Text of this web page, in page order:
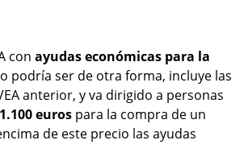
con ayudas económicas para la
podría ser de otra forma, incluye las
anterior, y va dirigido a personas
euros para la compra de un
de este precio las ayudas